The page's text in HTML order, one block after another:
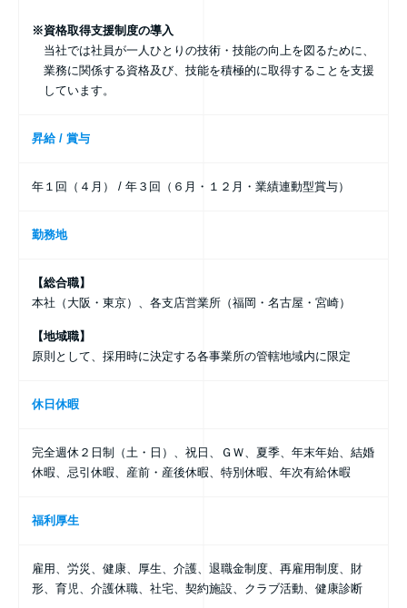
※資格取得支援制度の導入
当社では社員が一人ひとりの技術・技能の向上を図るために、
業務に関係する資格及び、技能を積極的に取得することを支援
しています。
昇給 / 賞与
年１回（４月） / 年３回（６月・１２月・業績連動型賞与）
勤務地
【総合職】
本社（大阪・東京）、各支店営業所（福岡・名古屋・宮崎）
【地域職】
原則として、採用時に決定する各事業所の管轄地域内に限定
休日休暇
完全週休２日制（土・日）、祝日、ＧＷ、夏季、年末年始、結婚
休暇、忌引休暇、産前・産後休暇、特別休暇、年次有給休暇
福利厚生
雇用、労災、健康、厚生、介護、退職金制度、再雇用制度、財
形、育児、介護休職、社宅、契約施設、クラブ活動、健康診断